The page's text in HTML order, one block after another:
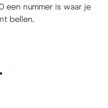
een nummer is waar je
bellen.